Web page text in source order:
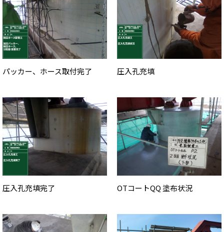
パッカー、ホース取付完了 圧入孔充填
圧入孔充填完了 OTコートQQ 塗布状況